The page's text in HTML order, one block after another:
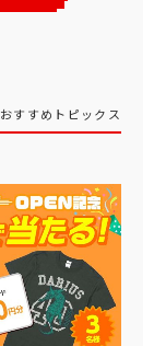
おすすめトピックス